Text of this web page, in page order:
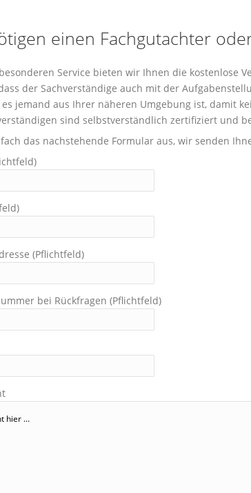
einen Fachgutachter
Service bieten wir Ihnen die kostenlose
der Sachverständige auch mit der
es jemand aus Ihrer näheren Umgebung ist, damit
sind selbstverständlich zertifiziert und
das nachstehende Formular aus, wir senden
(Pflichtfeld)
bei Rückfragen (Pflichtfeld)